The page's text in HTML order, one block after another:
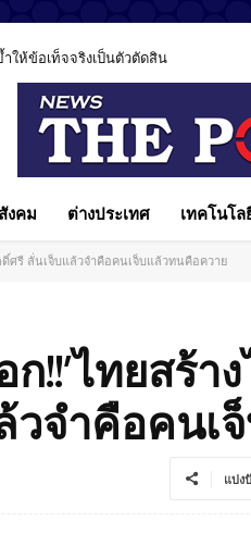
ให้ข้อเท็จจริงเป็นตัวตัดสิน
ชี้เทคโนโลยีช่วยรักษาได้ แต่ไม่มีวัน
สังคม ต่างประเทศ เทคโนโล
ดิ์ศรี ลั่นเจ็บแล้วจำคือคนเจ็บแล้วทนคือควาย
!!’ไทยสร้าง
วจำคือคนเ
แบ่ง